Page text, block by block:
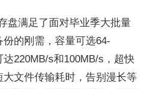
盘满足了面对毕业季大批量
的刚需，容量可选64-
220MB/s和100MB/s，超快
文件传输耗时，告别漫长等